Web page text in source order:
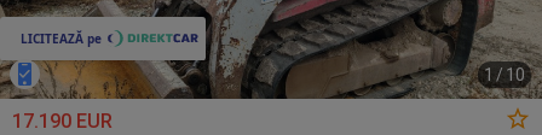
1 /10
17.190 EUR